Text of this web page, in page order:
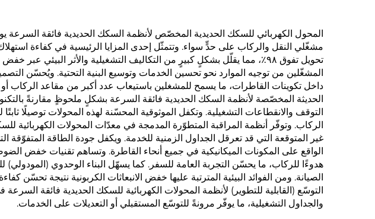
المحول الكهربائي للسكك الحديدية المخصّص لأنظمة السكك الحديدية فائقة السرعة
مشغّلي النقل والركاب على حدٍّ سواء. وتتمثّل إحدى المزايا الرئيسية في كفاءة
تحويل تفوق ٩٨٪، مما يقلّل بشكلٍ كبيرٍ من التكاليف التشغيلية والأثر
المشغّلين من توجيه الموارد نحو تحسين الخدمات وتوسيع البنية التحتية. ويُحسّن
داخل تكوينات القاطرات، ما يسمح للمشغلين باستيعاب عدد أكبر من مقاعد الركاب
الحديثة المخصّصة لأنظمة السكك الحديدية فائقة السرعة بشكلٍ ملحوظٍ مقارنةً
التوقف والانقطاعات التشغيلية. وتكفل الموثوقية المحسّنة لهذه المحولات
الركاب. وتوفّر أنظمة المراقبة المتطوّرة المدمجة في معدّات المحولات الكهربائية
غير المتوقعة التي قد تعرقل الجداول الزمنية للخدمة. ويكفل جودة الطاقة
الواقع على المكونات الميكانيكية في جميع أنحاء القاطرة. وتساهم تقنيات خفض
هدوءًا للركاب، ما يحسّن التجربة العامة للسفر. كما يسهّل البناء الوحدوي (المودولي)
الصيانة. ومن الفوائد البيئية المترتبة عليها خفض الانبعاثات الكربونية نتيجة تحسّن
التوسّع (القابلية للتطوير) لأنظمة المحولات الكهربائية للسكك الحديدية فائقة
والجداول التشغيلية، ما يوفّر مرونةً للتوسّع المستقبلي أو التعديلات على الخدمات.